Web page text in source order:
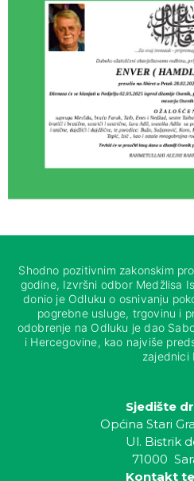
Shodno pozitivnim zakonskim
godine, Izvršni odbor Medžlisa
donio je Odluku o osnivanju
pogrebne usluge, trgovinu i
odobrenje na Odluku je dao
i Hercegovine, kao najviše
zajednici
Sjedište
Općina Stari
Ul. Bistrik
71000
Kontakt